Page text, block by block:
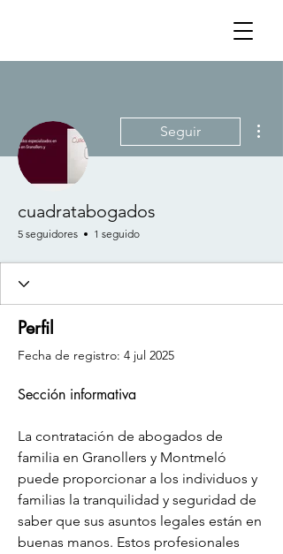
Seguir
cuadratabogados
5 seguidores 1 seguido
Perfil
Fecha de registro: 4 jul 2025
Sección informativa
La contratación de abogados de
familia en Granollers y Montmeló
puede proporcionar a los individuos y
familias la tranquilidad y seguridad de
saber que sus asuntos legales están en
buenas manos. Estos profesionales